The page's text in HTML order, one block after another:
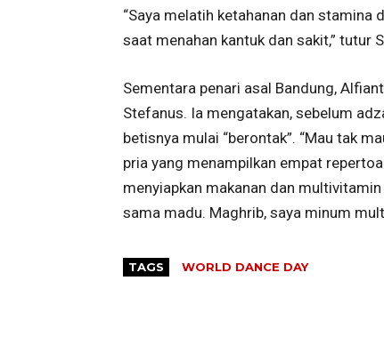
“Saya melatih ketahanan dan stamina
saat menahan kantuk dan sakit,” tutur
Sementara penari asal Bandung,
Stefanus. Ia mengatakan, sebelum
betisnya mulai “berontak”. “Mau tak
pria yang menampilkan empat
menyiapkan makanan dan
sama madu. Maghrib, saya minum
TAGS WORLD DANCE DAY